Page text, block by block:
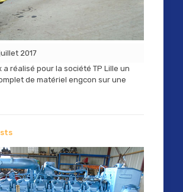
2017
a réalisé pour la société TP Lille un
de matériel engcon sur une